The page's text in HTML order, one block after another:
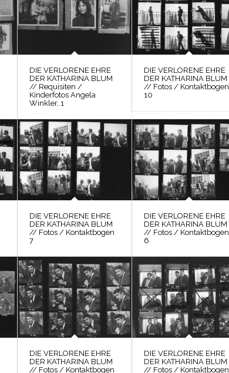
DIE VERLORENE EHRE
DER KATHARINA BLUM
// Requisiten /
Kinderfotos Angela
Winkler, 1
DIE VERLORENE EHRE
DER KATHARINA BLUM
// Fotos / Kontaktbogen
10
DIE VERLORENE EHRE
DER KATHARINA BLUM
// Fotos / Kontaktbogen
7
DIE VERLORENE EHRE
DER KATHARINA BLUM
// Fotos / Kontaktbogen
6
DIE VERLORENE EHRE
DER KATHARINA BLUM
// Fotos / Kontaktbogen
DIE VERLORENE EHRE
DER KATHARINA BLUM
// Fotos / Kontaktbogen